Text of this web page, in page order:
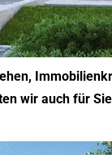
wir auch für